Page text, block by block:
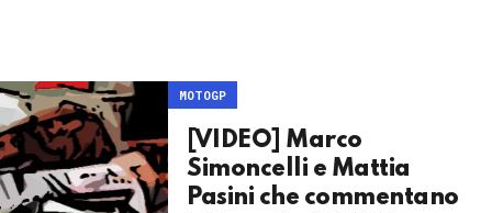
MOTOGP
[VIDEO] Marco
Simoncelli e Mattia
Pasini che commentano